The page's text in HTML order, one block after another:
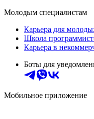
Молодым специалистам
Карьера для
Школа
Карьера в
Боты для
Мобильное приложение